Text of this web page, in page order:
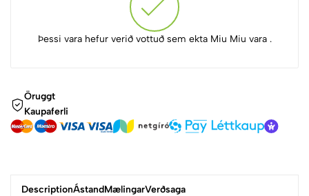
Þessi vara hefur verið vottuð sem ekta Miu Miu vara .
Öruggt
Kaupaferli
DescriptionÁstandMælingarVerðsaga